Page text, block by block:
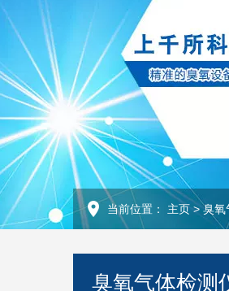
当前位置： 主页 >臭氧
臭氧气体检测